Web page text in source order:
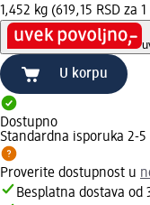
1,452 kg (619,15 RSD za 1
U korpu
Dostupno
Standardna isporuka 2-
Proverite dostupnost u
Besplatna dostava od